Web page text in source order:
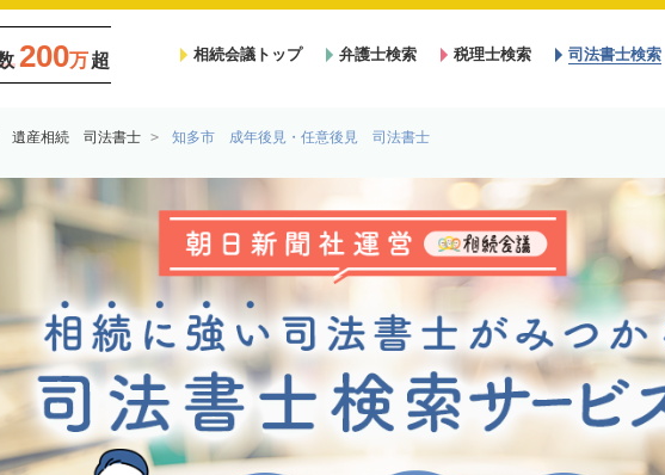
200万超 相続会議トップ 弁護士検索 税理士検索 司法書士検索
遺産相続 司法書士 知多市 成年後見・任意後見 司法書士